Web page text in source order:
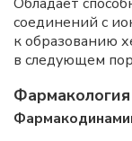
соединений с
к образованию
в следующем
Фармакология